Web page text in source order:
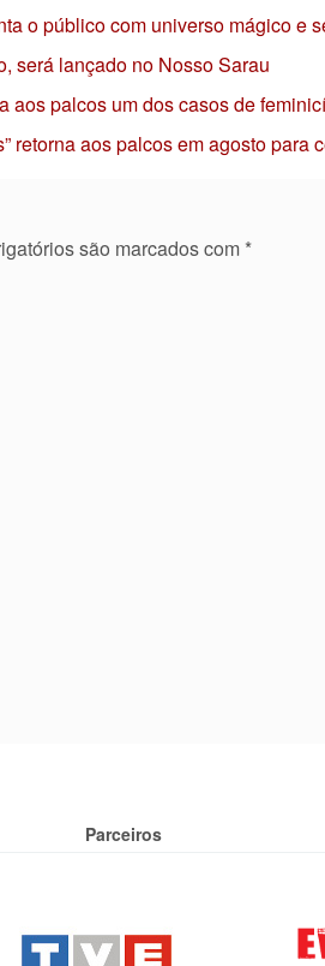
o público com universo mágico e
será lançado no Nosso Sarau
aos palcos um dos casos de
retorna aos palcos em agosto
são marcados com *
Parceiros